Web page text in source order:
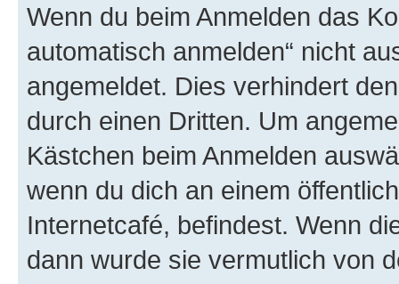
Wenn du beim Anmelden das
automatisch anmelden“ nicht
angemeldet. Dies verhindert
durch einen Dritten. Um
Kästchen beim Anmelden
wenn du dich an einem
Internetcafé, befindest. Wenn
dann wurde sie vermutlich von